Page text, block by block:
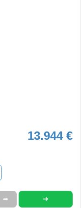
13.944 €
➦ ➜